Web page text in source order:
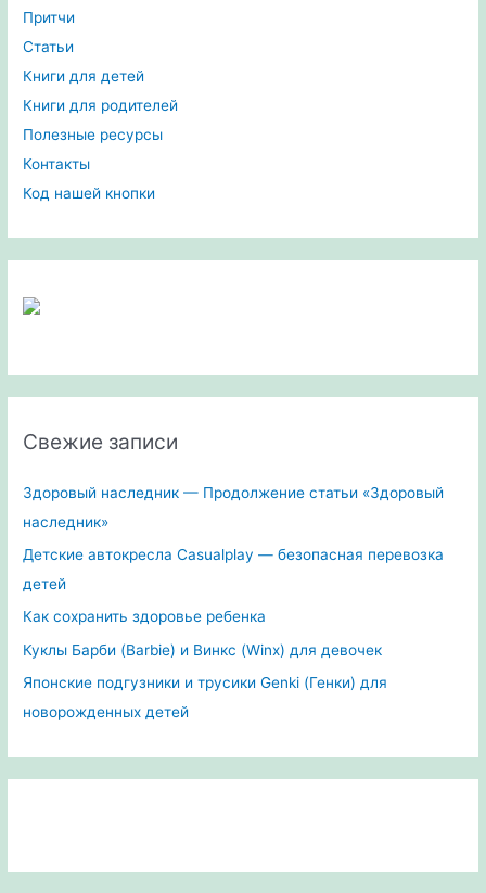
Притчи
Статьи
Книги для детей
Книги для родителей
Полезные ресурсы
Контакты
Код нашей кнопки
Свежие записи
Здоровый наследник — Продолжение статьи «Здоровый
наследник»
Детские автокресла Casualplay — безопасная перевозка
детей
Как сохранить здоровье ребенка
Куклы Барби (Barbie) и Винкс (Winx) для девочек
Японские подгузники и трусики Genki (Генки) для
новорожденных детей